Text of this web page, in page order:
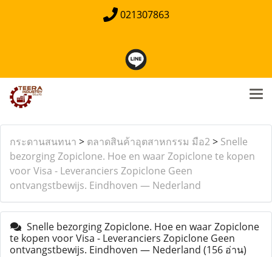
021307863
กระดานสนทนา > ตลาดสินค้าอุตสาหกรรม มือ2> Snelle
bezorging Zopiclone. Hoe en waar Zopiclone te kopen
voor Visa - Leveranciers Zopiclone Geen
ontvangstbewijs. Eindhoven — Nederland
Snelle bezorging Zopiclone. Hoe en waar Zopiclone
te kopen voor Visa - Leveranciers Zopiclone Geen
ontvangstbewijs. Eindhoven — Nederland (156 อ่าน)